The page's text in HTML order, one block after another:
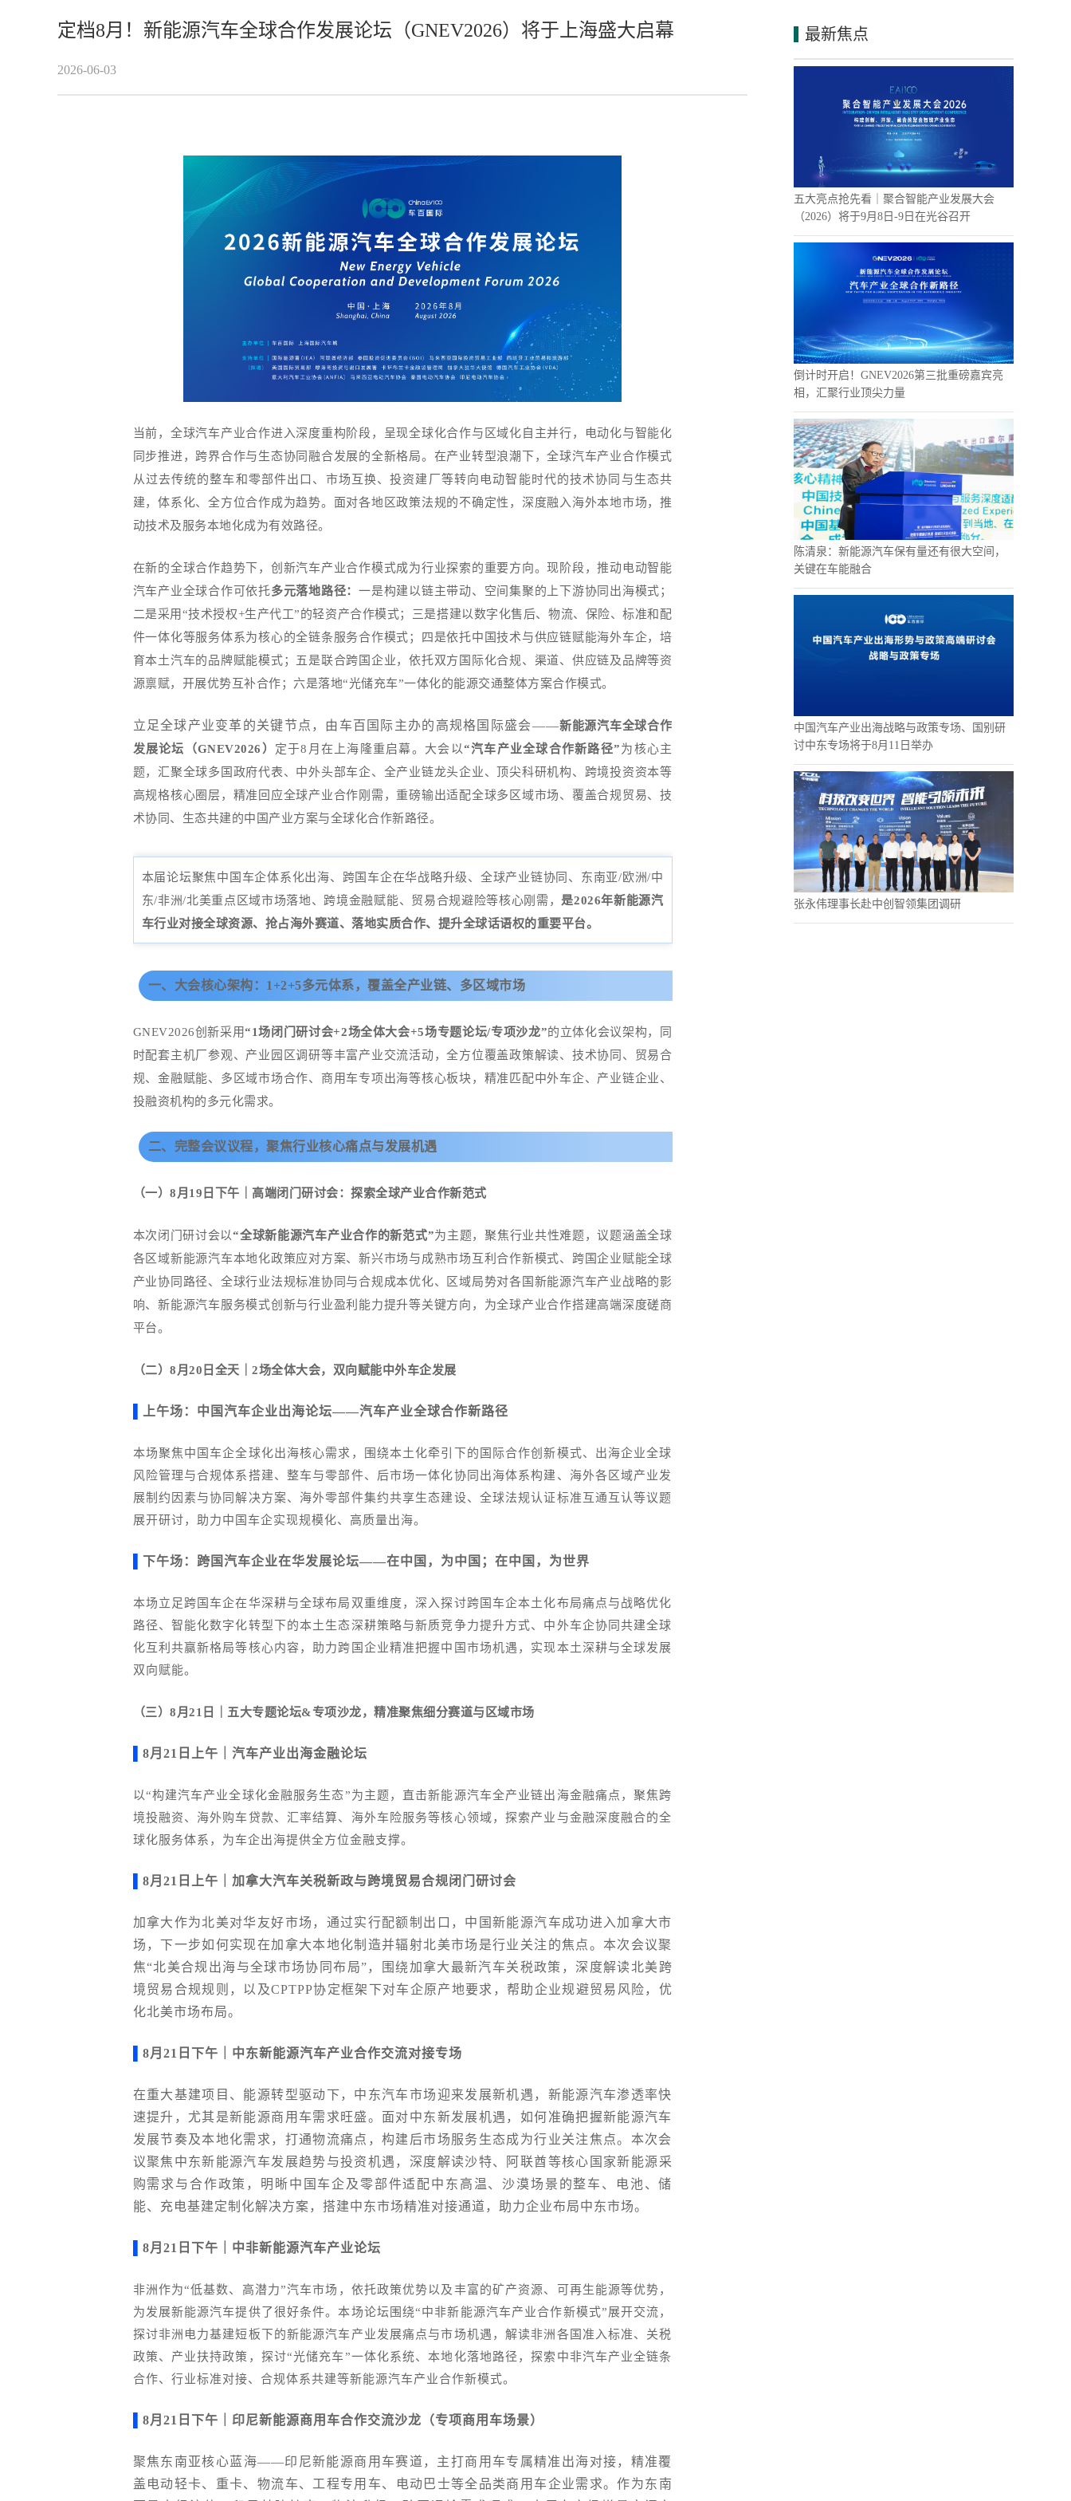
定档8月！新能源汽车全球合作发展论坛（GNEV2026）将于上海盛大启幕
2026-06-03
当前，全球汽车产业合作进入深度重构阶段，呈现全球化合作与区域化自主并行，电动化与智能化
同步推进，跨界合作与生态协同融合发展的全新格局。在产业转型浪潮下，全球汽车产业合作模式
从过去传统的整车和零部件出口、市场互换、投资建厂等转向电动智能时代的技术协同与生态共
建，体系化、全方位合作成为趋势。面对各地区政策法规的不确定性，深度融入海外本地市场，推
动技术及服务本地化成为有效路径。
在新的全球合作趋势下，创新汽车产业合作模式成为行业探索的重要方向。现阶段，推动电动智能
汽车产业全球合作可依托多元落地路径： 一是构建以链主带动、空间集聚的上下游协同出海模式；
二是采用“技术授权+生产代工”的轻资产合作模式；三是搭建以数字化售后、物流、保险、标准和配
件一体化等服务体系为核心的全链条服务合作模式；四是依托中国技术与供应链赋能海外车企，培
育本土汽车的品牌赋能模式；五是联合跨国企业，依托双方国际化合规、渠道、供应链及品牌等资
源禀赋，开展优势互补合作；六是落地“光储充车”一体化的能源交通整体方案合作模式。
立足全球产业变革的关键节点，由 车百国际主办的高规格国际盛会——新能源汽车全球合作
发展论坛（GNEV2026 ） 定于8 月在上海隆重启幕。大会以“汽车产业全球合作新路径”为核心主
题，汇聚全球多国政府代表、中外头部车企、全产业链龙头企业、顶尖科研机构、跨境投资资本等
高规格核心圈层，精准回应全球产业合作刚需，重磅输出适配全球多区域市场、覆盖合规贸易、技
术协同、生态共建的中国产业方案与全球化合作新路径。
本届论坛聚焦中国车企体系化出海、跨国车企在华战略升级、全球产业链协同、东南亚/欧洲/中
东/非洲/北美重点区域市场落地、跨境金融赋能、贸易合规避险等核心刚需， 是2026年新能源汽
车行业对接全球资源、抢占海外赛道、落地实质合作、提升全球话语权的重要平台。
一、大会核心架构：1+2+5多元体系，覆盖全产业链、多区域市场
GNEV2026创新采用“1场闭门研讨会+2场全体大会+5场专题论坛/专项沙龙”的立体化会议架构，同
时配套主机厂参观、产业园区调研等丰富产业交流活动，全方位覆盖政策解读、技术协同、贸易合
规、金融赋能、多区域市场合作、商用车专项出海等核心板块，精准匹配中外车企、产业链企业、
投融资机构的多元化需求。
二、完整会议议程，聚焦行业核心痛点与发展机遇
（一） 8月 19 日下午｜高端闭门研讨会：探索全球产业合作新范式
本次闭门研讨会以“全球新能源汽车产业合作的新范式”为主题，聚焦行业共性难题，议题涵盖全球
各区域新能源汽车本地化政策应对方案、新兴市场与成熟市场互利合作新模式、跨国企业赋能全球
产业协同路径、全球行业法规标准协同与合规成本优化、区域局势对各国新能源汽车产业战略的影
响、新能源汽车服务模式创新与行业盈利能力提升等关键方向，为全球产业合作搭建高端深度磋商
平台。
（二） 8月 20 日全天｜ 2场全体大会，双向赋能中外车企发展
上午场：中国汽车企业出海论坛——汽车产业全球合作新路径
本场聚焦中国车企全球化出海核心需求，围绕本土化牵引下的国际合作创新模式、出海企业全球
风险管理与合规体系搭建、整车与零部件、后市场一体化协同出海体系构建、海外各区域产业发
展制约因素与协同解决方案、海外零部件集约共享生态建设、全球法规认证标准互通互认等议题
展开研讨，助力中国车企实现规模化、高质量出海。
下午场：跨国汽车企业在华发展论坛——在中国，为中国；在中国，为世界
本场立足跨国车企在华深耕与全球布局双重维度，深入探讨跨国车企本土化布局痛点与战略优化
路径、智能化数字化转型下的本土生态深耕策略与新质竞争力提升方式、中外车企协同共建全球
化互利共赢新格局等核心内容，助力跨国企业精准把握中国市场机遇，实现本土深耕与全球发展
双向赋能。
（三） 8月 21 日｜五大专题论坛&专项沙龙，精准聚焦细分赛道与区域市场
8月21日上午｜汽车产业出海金融论坛
以“构建汽车产业全球化金融服务生态”为主题，直击新能源汽车全产业链出海金融痛点，聚焦跨
境投融资、海外购车贷款、汇率结算、海外车险服务等核心领域，探索产业与金融深度融合的全
球化服务体系，为车企出海提供全方位金融支撑。
8月21日上午｜加拿大汽车关税新政与跨境贸易合规闭门研讨会
加拿大作为北美对华友好市场，通过实行配额制出口，中国新能源汽车成功进入加拿大市
场，下一步如何实现在加拿大本地化制造并辐射北美市场是行业关注的焦点。本次会议聚
焦“北美合规出海与全球市场协同布局”，围绕加拿大最新汽车关税政策，深度解读北美跨
境贸易合规规则，以及CPTPP协定框架下对车企原产地要求，帮助企业规避贸易风险，优
化北美市场布局。
8月21日下午｜中东新能源汽车产业合作交流对接专场
在重大基建项目、能源转型驱动下，中东汽车市场迎来发展新机遇，新能源汽车渗透率快
速提升，尤其是新能源商用车需求旺盛。面对中东新发展机遇，如何准确把握新能源汽车
发展节奏及本地化需求，打通物流痛点，构建后市场服务生态成为行业关注焦点。本次会
议聚焦中东新能源汽车发展趋势与投资机遇，深度解读沙特、阿联酋等核心国家新能源采
购需求与合作政策，明晰中国车企及零部件适配中东高温、沙漠场景的整车、电池、储
能、充电基建定制化解决方案，搭建中东市场精准对接通道，助力企业布局中东市场。
8月21日下午｜中非新能源汽车产业论坛
非洲作为“低基数、高潜力”汽车市场，依托政策优势以及丰富的矿产资源、可再生能源等优势，
为发展新能源汽车提供了很好条件。本场论坛围绕“中非新能源汽车产业合作新模式”展开交流，
探讨非洲电力基建短板下的新能源汽车产业发展痛点与市场机遇，解读非洲各国准入标准、关税
政策、产业扶持政策，探讨“光储充车”一体化系统、本地化落地路径，探索中非汽车产业全链条
合作、行业标准对接、合规体系共建等新能源汽车产业合作新模式。
8月21日下午｜印尼新能源商用车合作交流沙龙（专项商用车场景）
聚焦东南亚核心蓝海——印尼新能源商用车赛道，主打商用车专属精准出海对接，精准覆
盖 电动轻卡、重卡、物流车、工程专用车、电动巴士等全品类商用车企业需求。作为东南
最新焦点
五大亮点抢先看｜聚合智能产业发展大会
（2026）将于9月8日-9日在光谷召开
倒计时开启！GNEV2026第三批重磅嘉宾亮
相，汇聚行业顶尖力量
陈清泉：新能源汽车保有量还有很大空间，
关键在车能融合
中国汽车产业出海战略与政策专场、国别研
讨中东专场将于8月11日举办
张永伟理事长赴中创智领集团调研